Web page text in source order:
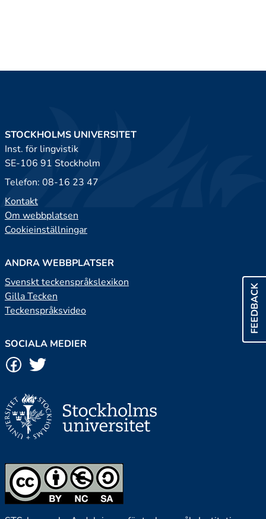
FEEDBACK
STOCKHOLMS UNIVERSITET
Inst. för lingvistik
SE-106 91 Stockholm
Telefon: 08-16 23 47
Kontakt
Om webbplatsen
Cookieinställningar
ANDRA WEBBPLATSER
Svenskt teckenspråkslexikon
Gilla Tecken
Teckenspråksvideo
SOCIALA MEDIER